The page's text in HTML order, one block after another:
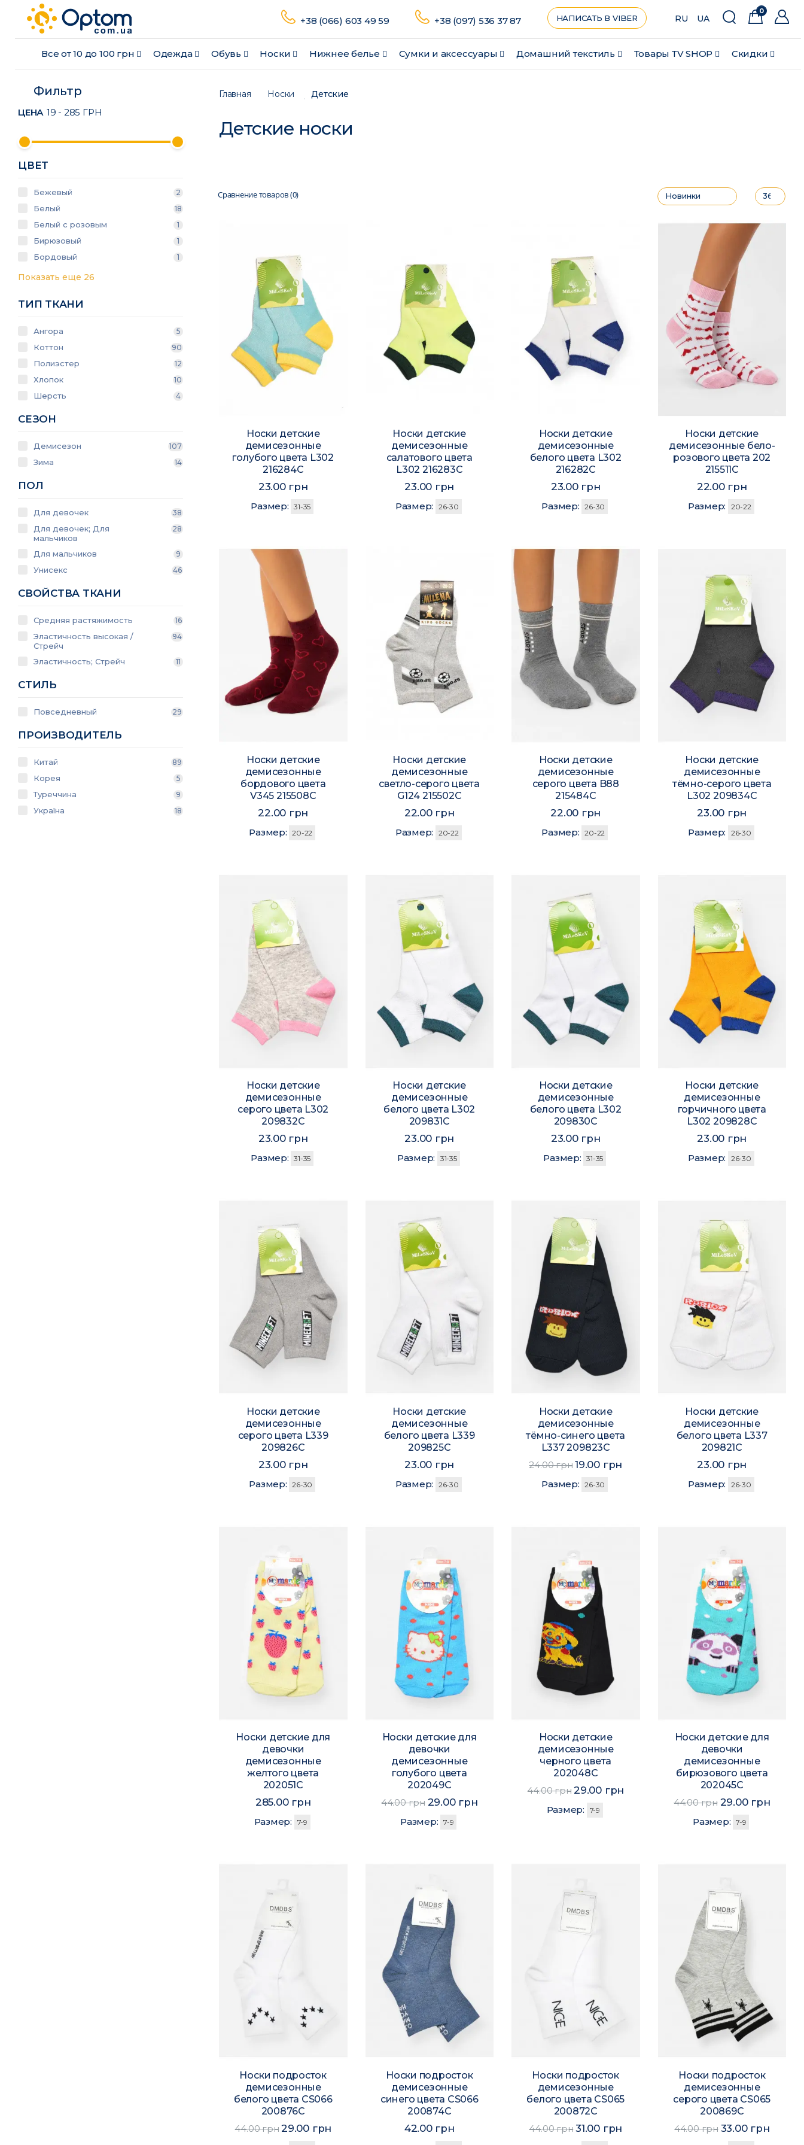
Все от 10 до 100 грн Одежда Обувь Носки Нижнее белье Сумки и аксессуары Домашний текстиль Товары ТV SHOP Скидки
+38 (066) 603 49 59 +38 (097) 536 37 87 НАПИСАТЬ В VIBER RU UA
0
Фильтр
19 - 285 ГРН
ЦЕНА
ЦВЕТ
Бежевый 2
Белый 18
Белый с розовым 1
Бирюзовый 1
Бордовый 1
Показать еще 26
ТИП ТКАНИ
Ангора 5
Коттон 90
Полиэстер 12
Хлопок 10
Шерсть 4
СЕЗОН
Демисезон 107
Зима 14
ПОЛ
Для девочек 38
Для девочек; Для
мальчиков
28
Для мальчиков 9
Унисекс 46
СВОЙСТВА ТКАНИ
Средняя растяжимость 16
Эластичность высокая /
Стрейч
94
Эластичность; Стрейч 11
СТИЛЬ
Повседневный 29
ПРОИЗВОДИТЕЛЬ
Китай 89
Корея 5
Туреччина 9
Україна 18
Главная Носки Детские
Детские носки
Сравнение товаров (0)
Носки детские
демисезонные
голубого цвета L302
216284C
23.00 грн
Размер: 31-35
Носки детские
демисезонные
салатового цвета
L302 216283C
23.00 грн
Размер: 26-30
Носки детские
демисезонные
белого цвета L302
216282C
23.00 грн
Размер: 26-30
Носки детские
демисезонные бело-
розового цвета 202
215511C
22.00 грн
Размер: 20-22
Носки детские
демисезонные
бордового цвета
V345 215508C
22.00 грн
Размер: 20-22
Носки детские
демисезонные
светло-серого цвета
G124 215502C
22.00 грн
Размер: 20-22
Носки детские
демисезонные
серого цвета B88
215484C
22.00 грн
Размер: 20-22
Носки детские
демисезонные
тёмно-серого цвета
L302 209834C
23.00 грн
Размер: 26-30
Носки детские
демисезонные
серого цвета L302
209832C
23.00 грн
Размер: 31-35
Носки детские
демисезонные
белого цвета L302
209831C
23.00 грн
Размер: 31-35
Носки детские
демисезонные
белого цвета L302
209830C
23.00 грн
Размер: 31-35
Носки детские
демисезонные
горчичного цвета
L302 209828C
23.00 грн
Размер: 26-30
Носки детские
демисезонные
серого цвета L339
209826C
23.00 грн
Размер: 26-30
Носки детские
демисезонные
белого цвета L339
209825C
23.00 грн
Размер: 26-30
Носки детские
демисезонные
тёмно-синего цвета
L337 209823C
24.00 грн19.00 грн
Размер: 26-30
Носки детские
демисезонные
белого цвета L337
209821C
23.00 грн
Размер: 26-30
Носки детские для
девочки
демисезонные
желтого цвета
202051C
285.00 грн
Размер: 7-9
Носки детские для
девочки
демисезонные
голубого цвета
202049C
44.00 грн 29.00 грн
Размер: 7-9
Носки детские
демисезонные
черного цвета
202048C
44.00 грн29.00 грн
Размер: 7-9
Носки детские для
девочки
демисезонные
бирюзового цвета
202045C
44.00 грн 29.00 грн
Размер: 7-9
Носки подросток
демисезонные
белого цвета CS066
200876C
44.00 грн29.00 грн
Носки подросток
демисезонные
синего цвета CS066
200874C
42.00 грн
Носки подросток
демисезонные
белого цвета CS065
200872C
44.00 грн31.00 грн
Носки подросток
демисезонные
серого цвета CS065
200869C
44.00 грн 33.00 грн